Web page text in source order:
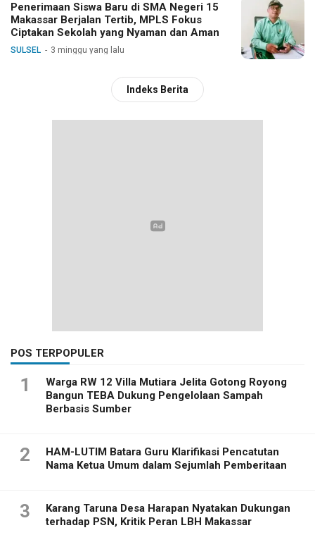
Penerimaan Siswa Baru di SMA Negeri 15
Makassar Berjalan Tertib, MPLS Fokus
Ciptakan Sekolah yang Nyaman dan Aman
SULSEL 3 minggu yang lalu
Indeks Berita
POS TERPOPULER
1
Warga RW 12 Villa Mutiara Jelita Gotong Royong
Bangun TEBA Dukung Pengelolaan Sampah
Berbasis Sumber
2
HAM-LUTIM Batara Guru Klarifikasi Pencatutan
Nama Ketua Umum dalam Sejumlah Pemberitaan
3
Karang Taruna Desa Harapan Nyatakan Dukungan
terhadap PSN, Kritik Peran LBH Makassar